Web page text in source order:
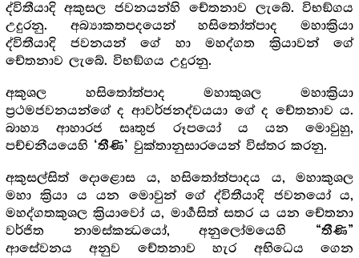
ද්විතීයාදි අකුසල ජවනයන්හි චේතනාව ලැබේ. විභඞ්ගය
උදුරනු. අබ්‍යාකතපදයෙන් හසිතෝත්පාද මහාක්‍රියා
ද්විතීයාදි ජවනයන් ගේ හා මහද්ගත ක්‍රියාවන් ගේ
චේතනාව ලැබේ. විභඞ්ගය උදුරනු.
අකුශල හසිතෝත්පාද මහාකුශල මහාක්‍රියා
ප්‍රථමජවනයන්ගේ ද ආවර්ජනද්වයයා ගේ ද චේතනාව ය.
බාහ්‍ය ආහාරජ සෘතුජ රූපයෝ ය යන මොවුහු,
පච්චනීයයෙහි ‘තීණි’ වුක්තානුසාරයෙන් විස්තර කරනු.
අකුසල්සිත් දොළොස ය, හසිතෝත්පාදය ය, මහාකුශල
මහා ක්‍රියා ය යන මොවුන් ගේ ද්විතීයාදි ජවනයෝ ය,
මහද්ගතකුශල ක්‍රියාවෝ ය, මාර්‍ගසිත් සතර ය යන චේතනා
වර්ජිත නාමස්කන්‍ධයෝ, අනුලෝමයෙහි “තීණි”
ආසේවනය අනුව චේතනාව හැර අභිධෙය ගෙන